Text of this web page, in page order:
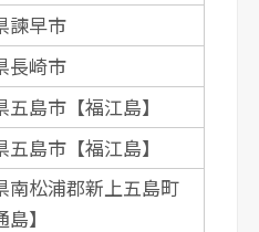
諫早市
長崎市
五島市【福江島】
五島市【福江島】
南松浦郡新上五島町
島】